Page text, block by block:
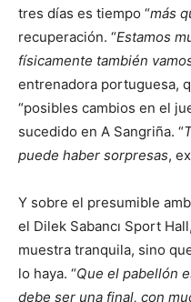
tres días es tiempo “más
recuperación. “Estamos
físicamente también
entrenadora portuguesa,
“posibles cambios en el
sucedido en A Sangriña. “
puede haber sorpresas,
Y sobre el presumible
el Dilek Sabancı Sport
muestra tranquila, sino
lo haya. “Que el pabellón
debe ser una final, con